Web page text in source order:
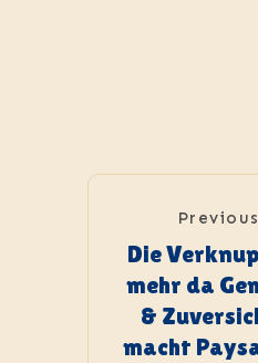
Die
mehr da
&
macht